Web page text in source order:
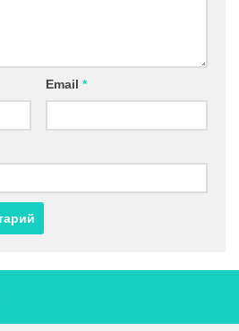
Email *